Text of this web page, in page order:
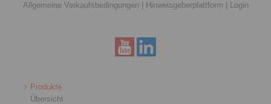
Allgemeine Verkaufsbedingungen
Hinweisgeberplattform Login
Produkte
Übersicht